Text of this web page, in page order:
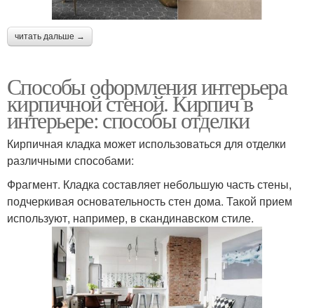
читать дальше →
Способы оформления интерьера
кирпичной стеной. Кирпич в
интерьере: способы отделки
Кирпичная кладка может использоваться для отделки
различными способами:
Фрагмент. Кладка составляет небольшую часть стены,
подчеркивая основательность стен дома. Такой прием
используют, например, в скандинавском стиле.